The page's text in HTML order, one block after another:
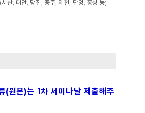
산, 태안, 당진, 충주, 제천, 단양, 홍성 등)
(원본)는 1차 세미나날 제출해주